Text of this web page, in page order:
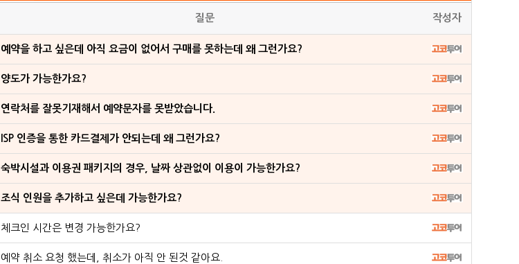
질문 작성자
예약을 하고 싶은데 아직 요금이 없어서 구매를 못하는데 왜 그런가요?
양도가 가능한가요?
연락처를 잘못기재해서 예약문자를 못받았습니다.
ISP 인증을 통한 카드결제가 안되는데 왜 그런가요?
숙박시설과 이용권 패키지의 경우, 날짜 상관없이 이용이 가능한가요?
조식 인원을 추가하고 싶은데 가능한가요?
체크인 시간은 변경 가능한가요?
예약 취소 요청 했는데, 취소가 아직 안 된것 같아요.